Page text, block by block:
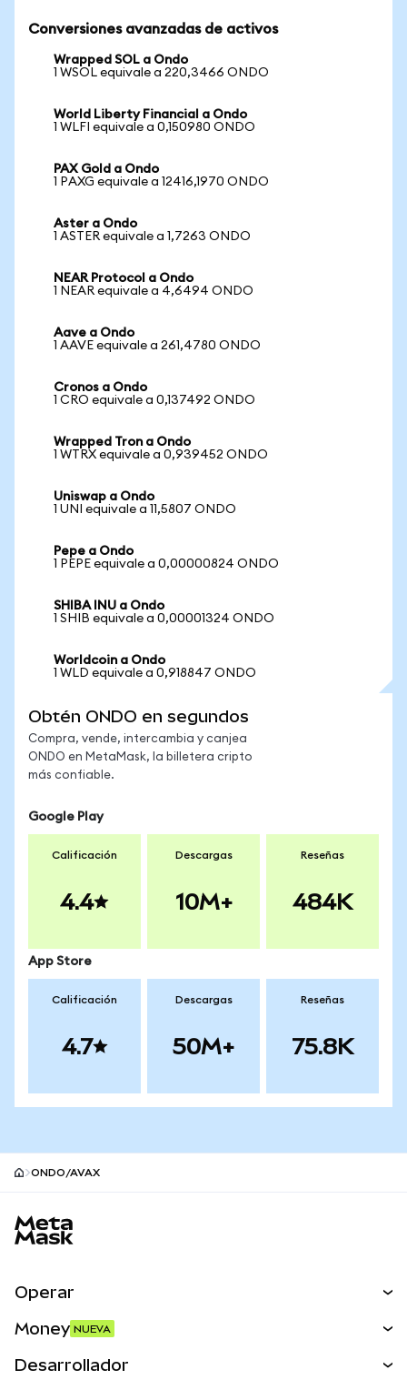
Conversiones avanzadas de activos
Wrapped SOL a Ondo
1 WSOL equivale a 220,3466 ONDO
World Liberty Financial a Ondo
1 WLFI equivale a 0,150980 ONDO
PAX Gold a Ondo
1 PAXG equivale a 12416,1970 ONDO
Aster a Ondo
1 ASTER equivale a 1,7263 ONDO
NEAR Protocol a Ondo
1 NEAR equivale a 4,6494 ONDO
Aave a Ondo
1 AAVE equivale a 261,4780 ONDO
Cronos a Ondo
1 CRO equivale a 0,137492 ONDO
Wrapped Tron a Ondo
1 WTRX equivale a 0,939452 ONDO
Uniswap a Ondo
1 UNI equivale a 11,5807 ONDO
Pepe a Ondo
1 PEPE equivale a 0,00000824 ONDO
SHIBA INU a Ondo
1 SHIB equivale a 0,00001324 ONDO
Worldcoin a Ondo
1 WLD equivale a 0,918847 ONDO
Obtén ONDO en segundos
Compra, vende, intercambia y canjea
ONDO en MetaMask, la billetera cripto
más confiable.
Google Play
Calificación
4.4
Descargas
10M+
Reseñas
484K
App Store
Calificación
4.7
Descargas
50M+
Reseñas
75.8K
ONDO/AVAX
Operar
Money NUEVA
Desarrollador